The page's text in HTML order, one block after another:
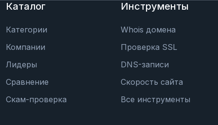
Каталог
Категории
Компании
Лидеры
Сравнение
Скам-проверка
Инструменты
Whois домена
Проверка SSL
DNS-записи
Скорость сайта
Все инструменты